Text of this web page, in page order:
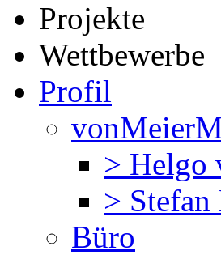
Projekte
Wettbewerbe
Profil
> Helgo
>
Büro